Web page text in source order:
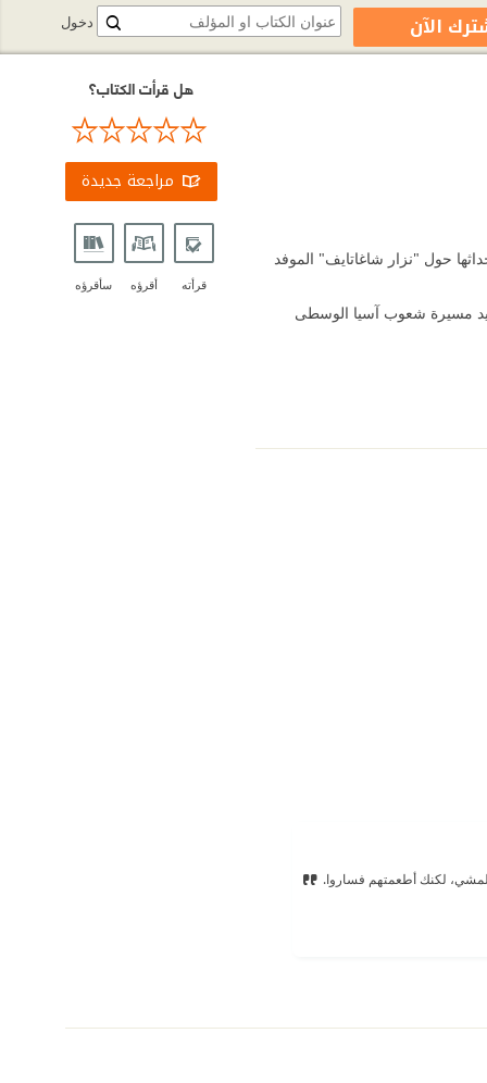
حول "نزار شاغاتايف" الموفد
مسيرة شعوب آسيا الوسطى
لكنك أطعمتهم فساروا.
هل قرأت الكتاب؟
مراجعة جديدة
قرأته أقرؤه سأقرؤه
دخول الآن